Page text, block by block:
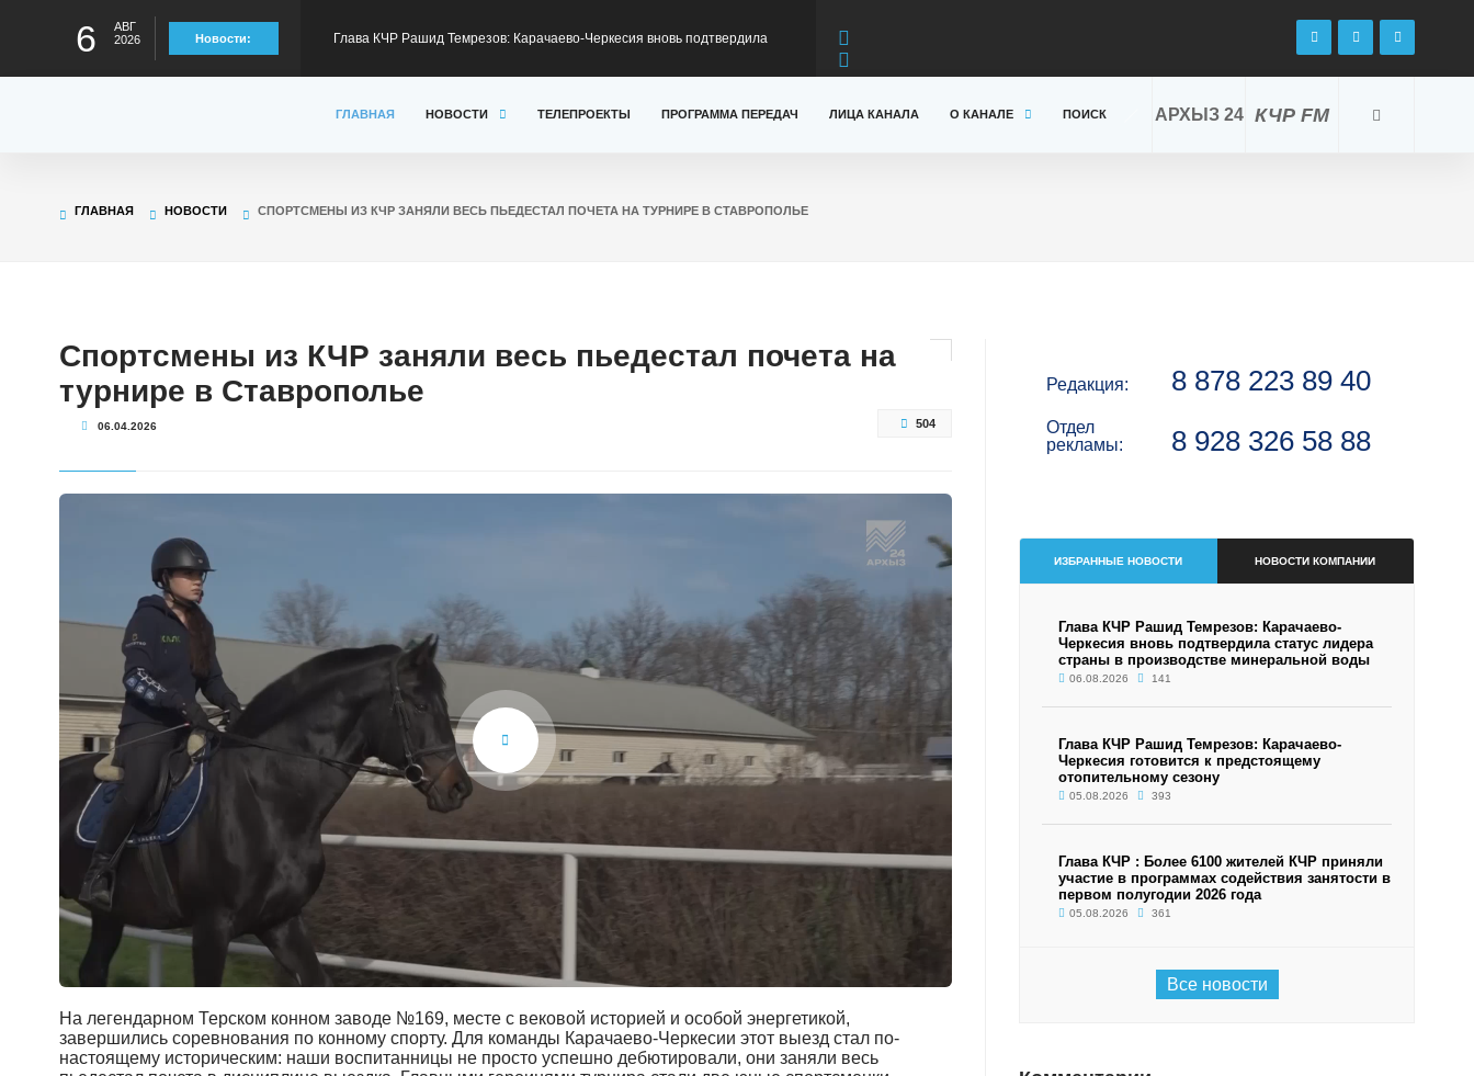
6
АВГ
2026
Новости: статус лидера страны в производстве минеральной воды
Глава КЧР Рашид Темрезов: Карачаево-Черкесия готовится к
предстоящему отопительному сезону
Глава КЧР : Более 6100 жителей КЧР приняли участие в программах
детского туристского слёта
КЧР FM
АРХЫЗ 24
ГЛАВНАЯ НОВОСТИ ТЕЛЕПРОЕКТЫ ПРОГРАММА ПЕРЕДАЧ ЛИЦА КАНАЛА О КАНАЛЕ ПОИСК
ГЛАВНАЯ НОВОСТИ СПОРТСМЕНЫ ИЗ КЧР ЗАНЯЛИ ВЕСЬ ПЬЕДЕСТАЛ ПОЧЕТА НА ТУРНИРЕ В СТАВРОПОЛЬЕ
Спортсмены из КЧР заняли весь пьедестал почета на
турнире в Ставрополье
06.04.2026 504
На легендарном Терском конном заводе №169, месте с вековой историей и особой энергетикой,
завершились соревнования по конному спорту. Для команды Карачаево-Черкесии этот выезд стал по-
настоящему историческим: наши воспитанницы не просто успешно дебютировали, они заняли весь
Редакция: 8 878 223 89 40
Отдел
рекламы:
8 928 326 58 88
ИЗБРАННЫЕ НОВОСТИ НОВОСТИ КОМПАНИИ
Глава КЧР Рашид Темрезов: Карачаево-
Черкесия вновь подтвердила статус лидера
страны в производстве минеральной воды
06.08.2026 141
Глава КЧР Рашид Темрезов: Карачаево-
Черкесия готовится к предстоящему
отопительному сезону
05.08.2026 393
Глава КЧР : Более 6100 жителей КЧР приняли
участие в программах содействия занятости в
первом полугодии 2026 года
05.08.2026 361
Все новости